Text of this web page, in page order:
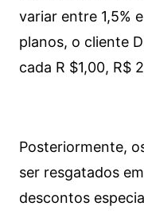
variar entre 1,5%
planos, o cliente
cada R $1,00, R$
Posteriormente,
ser resgatados
descontos